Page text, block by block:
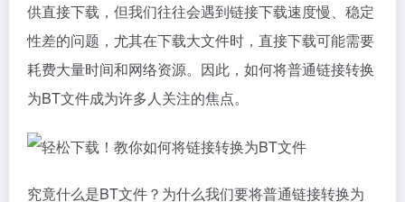
供直接下载，但我们往往会遇到链接下载速度慢、稳定
性差的问题，尤其在下载大文件时，直接下载可能需要
耗费大量时间和网络资源。因此，如何将普通链接转换
为BT文件成为许多人关注的焦点。
究竟什么是BT文件？为什么我们要将普通链接转换为